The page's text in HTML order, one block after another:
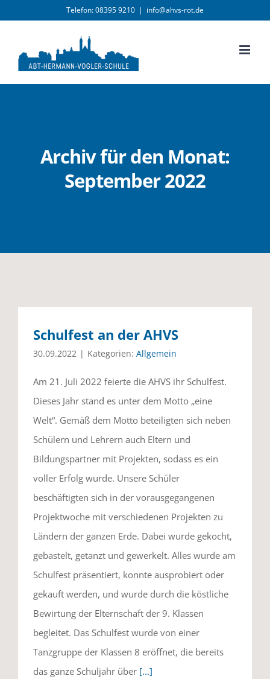
Telefon: 08395 9210 | info@ahvs-rot.de
Archiv für den Monat:
September 2022
Schulfest an der AHVS
30.09.2022 | Kategorien: Allgemein
Am 21. Juli 2022 feierte die AHVS ihr Schulfest.
Dieses Jahr stand es unter dem Motto „eine
Welt“. Gemäß dem Motto beteiligten sich neben
Schülern und Lehrern auch Eltern und
Bildungspartner mit Projekten, sodass es ein
voller Erfolg wurde. Unsere Schüler
beschäftigten sich in der vorausgegangenen
Projektwoche mit verschiedenen Projekten zu
Ländern der ganzen Erde. Dabei wurde gekocht,
gebastelt, getanzt und gewerkelt. Alles wurde am
Schulfest präsentiert, konnte ausprobiert oder
gekauft werden, und wurde durch die köstliche
Bewirtung der Elternschaft der 9. Klassen
begleitet. Das Schulfest wurde von einer
Tanzgruppe der Klassen 8 eröffnet, die bereits
das ganze Schuljahr über [...]